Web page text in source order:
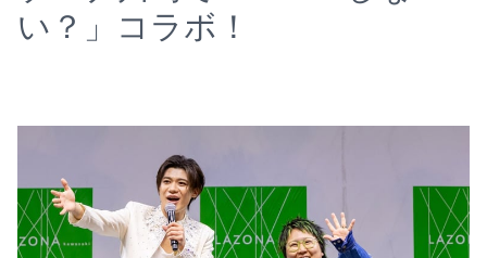
い？」コラボ！